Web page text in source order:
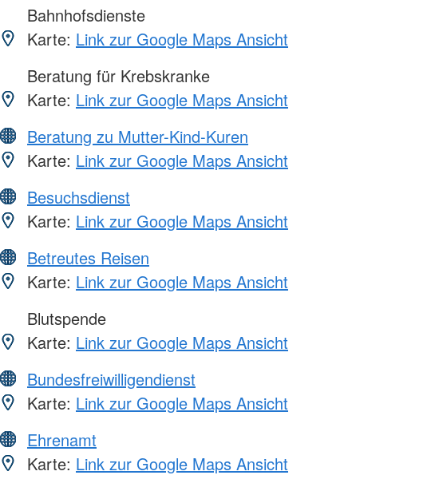
Bahnhofsdienste
Karte: Link zur Google Maps Ansicht
Beratung für Krebskranke
Karte: Link zur Google Maps Ansicht
Beratung zu Mutter-Kind-Kuren
Karte: Link zur Google Maps Ansicht
Besuchsdienst
Karte: Link zur Google Maps Ansicht
Betreutes Reisen
Karte: Link zur Google Maps Ansicht
Blutspende
Karte: Link zur Google Maps Ansicht
Bundesfreiwilligendienst
Karte: Link zur Google Maps Ansicht
Ehrenamt
Karte: Link zur Google Maps Ansicht